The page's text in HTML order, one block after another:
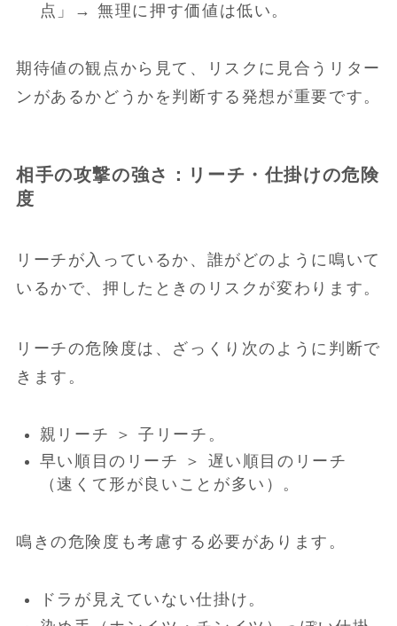
点」→ 無理に押す価値は低い。
期待値の観点から見て、リスクに見合うリター
ンがあるかどうかを判断する発想が重要です。
相手の攻撃の強さ：リーチ・仕掛けの危険
度
リーチが入っているか、誰がどのように鳴いて
いるかで、押したときのリスクが変わります。
リーチの危険度は、ざっくり次のように判断で
きます。
親リーチ ＞ 子リーチ。
早い順目のリーチ ＞ 遅い順目のリーチ
（速くて形が良いことが多い）。
鳴きの危険度も考慮する必要があります。
ドラが見えていない仕掛け。